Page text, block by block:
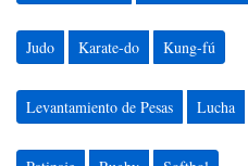
Judo Karate-do Kung-fú
Levantamiento de Pesas Lucha